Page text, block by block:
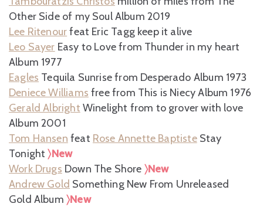
Other Side of my Soul Album 2019
Lee Ritenourfeat Eric Tagg keep it alive
Leo Sayer Easy to Love from Thunder in my heart
Album 1977
Eagles Tequila Sunrise from Desperado Album 1973
Deniece Williams free from This is Niecy Album 1976
Gerald Albright Winelight from to grover with love
Album 2001
Tom Hansen feat Rose Annette BaptisteStay
Tonight〉New
Work Drugs Down The Shore 〉New
Andrew Gold Something New From Unreleased
Gold Album 〉New